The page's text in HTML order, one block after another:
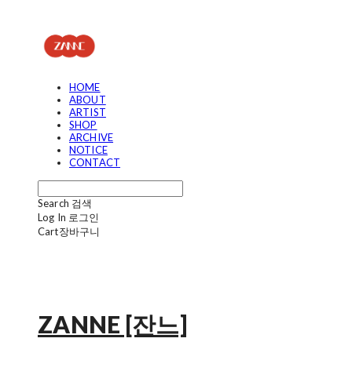
HOME
ABOUT
ARTIST
SHOP
ARCHIVE
NOTICE
CONTACT
Search 검색
Log In 로그인
Cart장바구니
ZANNE [잔느]